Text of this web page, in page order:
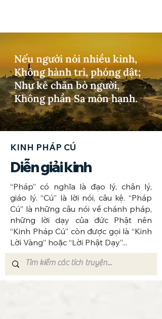
Nếu người nói nhiều kinh,
Không hành trì, phóng dật;
Như kẻ chăn bò người,
Không phần Sa môn hạnh.
KINH PHÁP CÚ
Diễn giải kinh
​“Pháp” có nghĩa là đạo lý, chân lý,
giáo lý. “Cú” là lời nói, câu kệ. “Pháp
Cú” là những câu nói về chánh pháp,
những lời dạy của đức Phật nên
“Kinh Pháp Cú” còn được gọi là “Kinh
Lời Vàng” hoặc “Lời Phật Dạy”...